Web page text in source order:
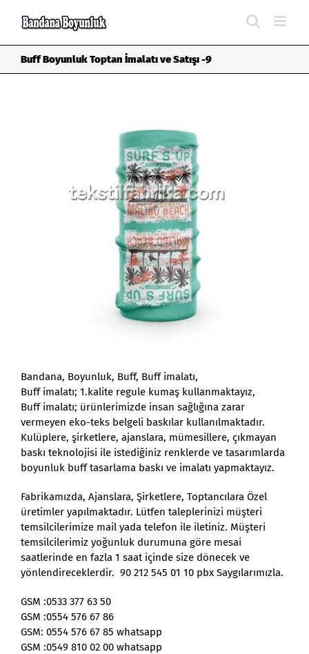
Buff Boyunluk Toptan İmalatı ve Satışı -9
Bandana, Boyunluk, Buff, Buff imalatı,
Buff imalatı; 1.kalite regule kumaş kullanmaktayız,
Buff imalatı; ürünlerimizde insan sağlığına zarar
vermeyen eko-teks belgeli baskılar kullanılmaktadır.
Kulüplere, şirketlere, ajanslara, mümesillere, çıkmayan
baskı teknolojisi ile istediğiniz renklerde ve tasarımlarda
boyunluk buff tasarlama baskı ve imalatı yapmaktayız.
Fabrikamızda, Ajanslara, Şirketlere, Toptancılara Özel
üretimler yapılmaktadır. Lütfen taleplerinizi müşteri
temsilcilerimize mail yada telefon ile iletiniz. Müşteri
temsilcilerimiz yoğunluk durumuna göre mesai
saatlerinde en fazla 1 saat içinde size dönecek ve
yönlendireceklerdir. 90 212 545 01 10 pbx Saygılarımızla.
GSM :0533 377 63 50
GSM :0554 576 67 86
GSM: 0554 576 67 85 whatsapp
GSM :0549 810 02 00 whatsapp